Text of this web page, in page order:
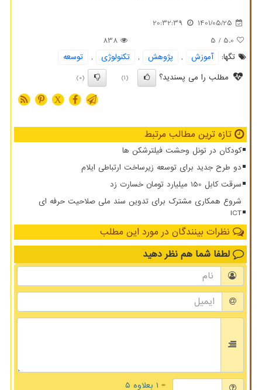
1401/05/25
20:32:39
5.0
/ 5
838
تگها:
آموزش , پژوهش , تكنولوژی ,
توسعه
مطلب را می پسندید؟
(1)
(0)
X
تازه ترین مطالب مرتبط
کودکان در تونل وحشت فیلترشکن ها
دو طرح جدید برای توسعه زیرساخت ارتباطی ایلام
سرقت کابل 150 میلیارد تومان خسارت زد
شروع همکاری مشترک برای تدوین سند ملی صلاحیت حرفه ای
ICT
نظرات بینندگان در مورد این مطلب
لطفا شما هم نظر دهید
= ۱ بعلاوه ۵